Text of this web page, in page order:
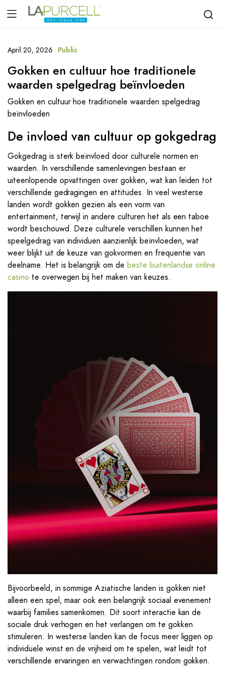
April 20, 2026 Public
Gokken en cultuur hoe traditionele
waarden spelgedrag beïnvloeden
Gokken en cultuur hoe traditionele waarden spelgedrag
beïnvloeden
De invloed van cultuur op gokgedrag
Gokgedrag is sterk beïnvloed door culturele normen en
waarden. In verschillende samenlevingen bestaan er
uiteenlopende opvattingen over gokken, wat kan leiden tot
verschillende gedragingen en attitudes. In veel westerse
landen wordt gokken gezien als een vorm van
entertainment, terwijl in andere culturen het als een taboe
wordt beschouwd. Deze culturele verschillen kunnen het
speelgedrag van individuen aanzienlijk beïnvloeden, wat
weer blijkt uit de keuze van gokvormen en frequentie van
deelname. Het is belangrijk om de beste buitenlandse online
casino te overwegen bij het maken van keuzes.
Bijvoorbeeld, in sommige Aziatische landen is gokken niet
alleen een spel, maar ook een belangrijk sociaal evenement
waarbij families samenkomen. Dit soort interactie kan de
sociale druk verhogen en het verlangen om te gokken
stimuleren. In westerse landen kan de focus meer liggen op
individuele winst en de vrijheid om te spelen, wat leidt tot
verschillende ervaringen en verwachtingen rondom gokken.